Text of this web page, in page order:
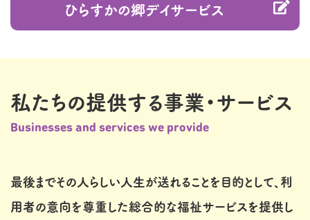
ひらすかの郷デイサービス
私たちの提供する事業・サービス
Businesses and services we provide
最後までその人らしい人生が送れることを目的として、利
用者の意向を尊重した総合的な福祉サービスを提供し